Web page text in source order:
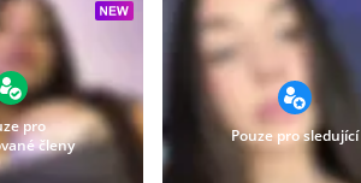
pro
členy
Pouze pro sledující